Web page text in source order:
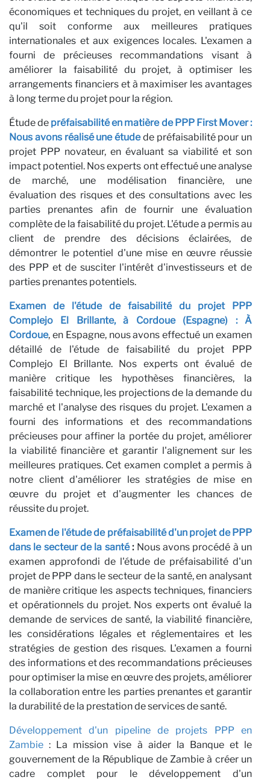
économiques et techniques du projet, en veillant à ce
qu'il soit conforme aux meilleures pratiques
internationales et aux exigences locales. L'examen a
fourni de précieuses recommandations visant à
améliorer la faisabilité du projet, à optimiser les
arrangements financiers et à maximiser les avantages
à long terme du projet pour la région.
Étude de préfaisabilité en matière de PPP First Mover :
Nous avons réalisé une étudede préfaisabilité pour un
projet PPP novateur, en évaluant sa viabilité et son
impact potentiel. Nos experts ont effectué une analyse
de marché, une modélisation financière, une
évaluation des risques et des consultations avec les
parties prenantes afin de fournir une évaluation
complète de la faisabilité du projet. L'étude a permis au
client de prendre des décisions éclairées, de
démontrer le potentiel d'une mise en œuvre réussie
des PPP et de susciter l'intérêt d'investisseurs et de
parties prenantes potentiels.
Examen de l'étude de faisabilité du projet PPP
Complejo El Brillante, à Cordoue (Espagne) : À
Cordoue, en Espagne, nous avons effectué un examen
détaillé de l'étude de faisabilité du projet PPP
Complejo El Brillante. Nos experts ont évalué de
manière critique les hypothèses financières, la
faisabilité technique, les projections de la demande du
marché et l'analyse des risques du projet. L'examen a
fourni des informations et des recommandations
précieuses pour affiner la portée du projet, améliorer
la viabilité financière et garantir l'alignement sur les
meilleures pratiques. Cet examen complet a permis à
notre client d'améliorer les stratégies de mise en
œuvre du projet et d'augmenter les chances de
réussite du projet.
Examen de l'étude de préfaisabilité d'un projet de PPP
dans le secteur de la santé :Nous avons procédé à un
examen approfondi de l'étude de préfaisabilité d'un
projet de PPP dans le secteur de la santé, en analysant
de manière critique les aspects techniques, financiers
et opérationnels du projet. Nos experts ont évalué la
demande de services de santé, la viabilité financière,
les considérations légales et réglementaires et les
stratégies de gestion des risques. L'examen a fourni
des informations et des recommandations précieuses
pour optimiser la mise en œuvre des projets, améliorer
la collaboration entre les parties prenantes et garantir
la durabilité de la prestation de services de santé.
Développement d'un pipeline de projets PPP en
Zambie : La mission vise à aider la Banque et le
gouvernement de la République de Zambie à créer un
cadre complet pour le développement d'un